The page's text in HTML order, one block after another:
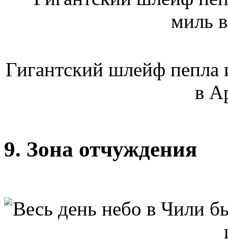
Гигантский шлейф
в
9. Зона отчуждения